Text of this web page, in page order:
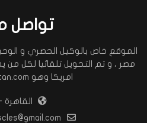
تواصل
الموقع خاص بالوكيل الحصري و
مصر ، و تم التحويل تلقائيا لكل
امريكا وهو www.puritan.com .